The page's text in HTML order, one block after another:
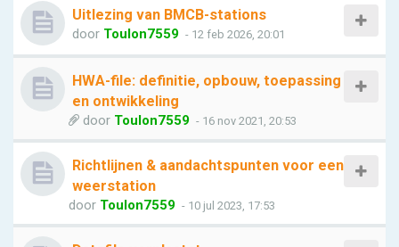
Uitlezing van BMCB-stations
door Toulon7559 - 12 feb 2026, 20:01
HWA-file: definitie, opbouw, toepassing
en ontwikkeling
door Toulon7559 - 16 nov 2021, 20:53
Richtlijnen & aandachtspunten voor een
weerstation
door Toulon7559 - 10 jul 2023, 17:53